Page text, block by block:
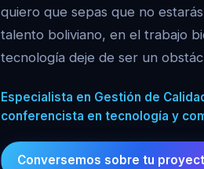
quiero que sepas que no
talento boliviano, en el trabajo
tecnología deje de ser un
Especialista en Gestión de
conferencista en tecnología y
Conversemos sobre tu